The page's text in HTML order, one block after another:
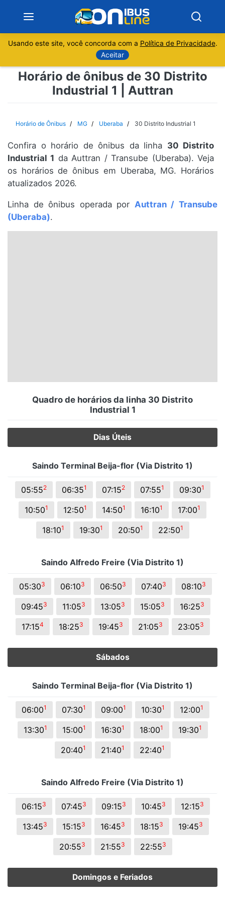
Sobre
Rio de Janeiro
Espírito Santo
Paraná
Usando este site, você concorda com a Política de Privacidade.
Aceitar
Horário de ônibus de 30 Distrito
Industrial 1 | Auttran
Horário de Ônibus MG Uberaba 30 Distrito Industrial 1
Confira o horário de ônibus da linha 30 Distrito
Industrial 1 da Auttran / Transube (Uberaba). Veja
os horários de ônibus em Uberaba, MG. Horários
atualizados 2026.
Linha de ônibus operada por Auttran / Transube
(Uberaba).
Quadro de horários da linha 30 Distrito
Industrial 1
Dias Úteis
Saindo Terminal Beija-flor (Via Distrito 1)
05:552 06:351 07:152 07:551 09:301
10:501 12:501 14:501 16:101 17:001
18:101 19:301 20:501 22:501
Saindo Alfredo Freire (Via Distrito 1)
05:303 06:103 06:503 07:403 08:103
09:453 11:053 13:053 15:053 16:253
17:154 18:253 19:453 21:053 23:053
Sábados
Saindo Terminal Beija-flor (Via Distrito 1)
06:001 07:301 09:001 10:301 12:001
13:301 15:001 16:301 18:001 19:301
20:401 21:401 22:401
Saindo Alfredo Freire (Via Distrito 1)
06:153 07:453 09:153 10:453 12:153
13:453 15:153 16:453 18:153 19:453
20:553 21:553 22:553
Domingos e Feriados